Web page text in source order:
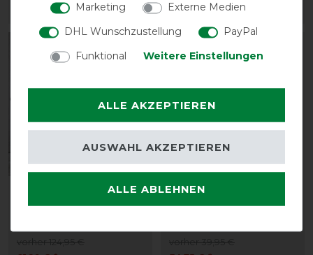
ARTIKEL MERKEN ARTIKEL MERKEN
Kentucky Horsewear
Under Rug Skin Friendly
-13%
Waldhausen Economic
Fleece Unterdecke -
Marketing
Externe Medien
DHL Wunschzustellung
PayPal
Funktional
Weitere Einstellungen
ALLE AKZEPTIEREN
ALLE ABLEHNEN
AUSWAHL AKZEPTIEREN